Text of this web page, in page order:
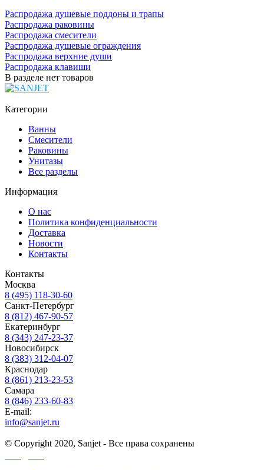
Распродажа душевые поддоны и трапы
Распродажа раковины
Распродажа смесители
Распродажа душевые ограждения
Распродажа верхние души
Распродажа клавиши
В разделе нет товаров
Категории
Ванны
Смесители
Раковины
Унитазы
Все разделы
Информация
О нас
Политика конфиденциальности
Доставка
Новости
Контакты
Контакты
Москва
8 (495) 118-30-60
Санкт-Петербург
8 (812) 467-90-57
Екатеринбург
8 (343) 247-23-37
Новосибирск
8 (383) 312-04-07
Краснодар
8 (861) 213-23-53
Самара
8 (846) 233-60-83
E-mail:
info@sanjet.ru
© Copyright 2020, Sanjet - Все права сохранены